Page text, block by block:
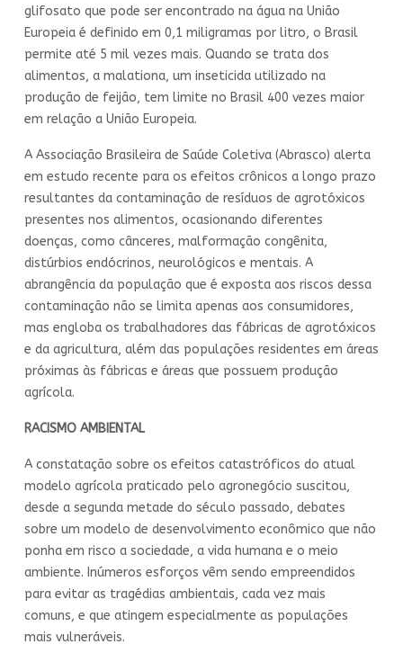
glifosato que pode ser encontrado na água na União
Europeia é definido em 0,1 miligramas por litro, o Brasil
permite até 5 mil vezes mais. Quando se trata dos
alimentos, a malationa, um inseticida utilizado na
produção de feijão, tem limite no Brasil 400 vezes maior
em relação a União Europeia.
A Associação Brasileira de Saúde Coletiva (Abrasco) alerta
em estudo recente para os efeitos crônicos a longo prazo
resultantes da contaminação de resíduos de agrotóxicos
presentes nos alimentos, ocasionando diferentes
doenças, como cânceres, malformação congênita,
distúrbios endócrinos, neurológicos e mentais. A
abrangência da população que é exposta aos riscos dessa
contaminação não se limita apenas aos consumidores,
mas engloba os trabalhadores das fábricas de agrotóxicos
e da agricultura, além das populações residentes em áreas
próximas às fábricas e áreas que possuem produção
agrícola.
RACISMO AMBIENTAL
A constatação sobre os efeitos catastróficos do atual
modelo agrícola praticado pelo agronegócio suscitou,
desde a segunda metade do século passado, debates
sobre um modelo de desenvolvimento econômico que não
ponha em risco a sociedade, a vida humana e o meio
ambiente. Inúmeros esforços vêm sendo empreendidos
para evitar as tragédias ambientais, cada vez mais
comuns, e que atingem especialmente as populações
mais vulneráveis.